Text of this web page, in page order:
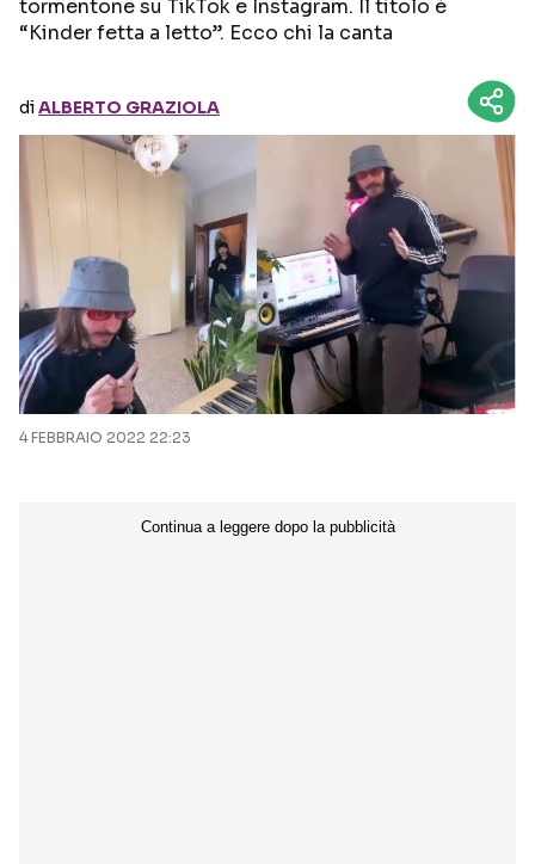
tormentone su TikTok e Instagram. Il titolo è
“Kinder fetta a letto”. Ecco chi la canta
diALBERTO GRAZIOLA
4 FEBBRAIO 2022 22:23